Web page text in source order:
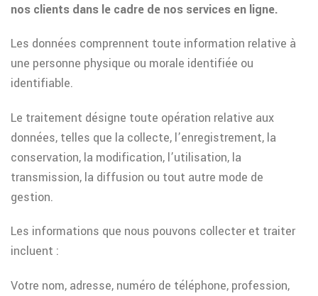
nos clients dans le cadre de nos services en ligne.
Les données comprennent toute information relative à
une personne physique ou morale identifiée ou
identifiable.
Le traitement désigne toute opération relative aux
données, telles que la collecte, l’enregistrement, la
conservation, la modification, l’utilisation, la
transmission, la diffusion ou tout autre mode de
gestion.
Les informations que nous pouvons collecter et traiter
incluent :
Votre nom, adresse, numéro de téléphone, profession,